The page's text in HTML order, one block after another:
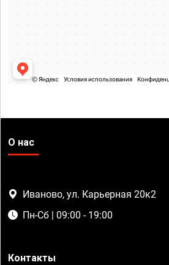
О нас
Иваново, ул. Карьерная 20к2
Пн-Сб | 09:00 - 19:00
Контакты